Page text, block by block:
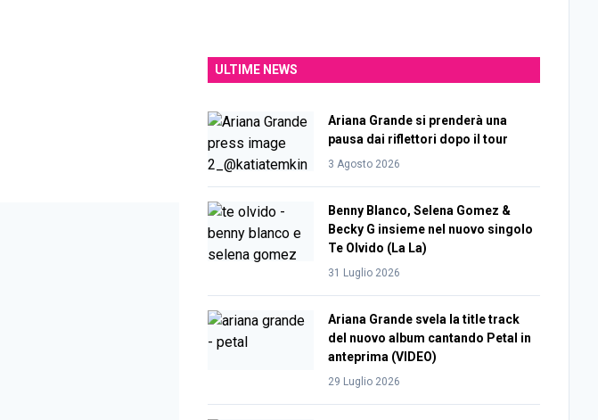
ULTIME NEWS
Ariana Grande si prenderà una
pausa dai riflettori dopo il tour
3 Agosto 2026
Benny Blanco, Selena Gomez &
Becky G insieme nel nuovo singolo
Te Olvido (La La)
31 Luglio 2026
Ariana Grande svela la title track
del nuovo album cantando Petal in
anteprima (VIDEO)
29 Luglio 2026